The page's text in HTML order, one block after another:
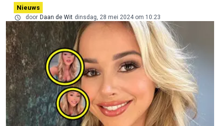
Nieuws
door Daan de Wit dinsdag, 28 mei 2024 om 10:23